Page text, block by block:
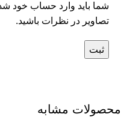
شما باید وارد حساب خود
تصاویر در نظرات باشید.
محصولات مشابه